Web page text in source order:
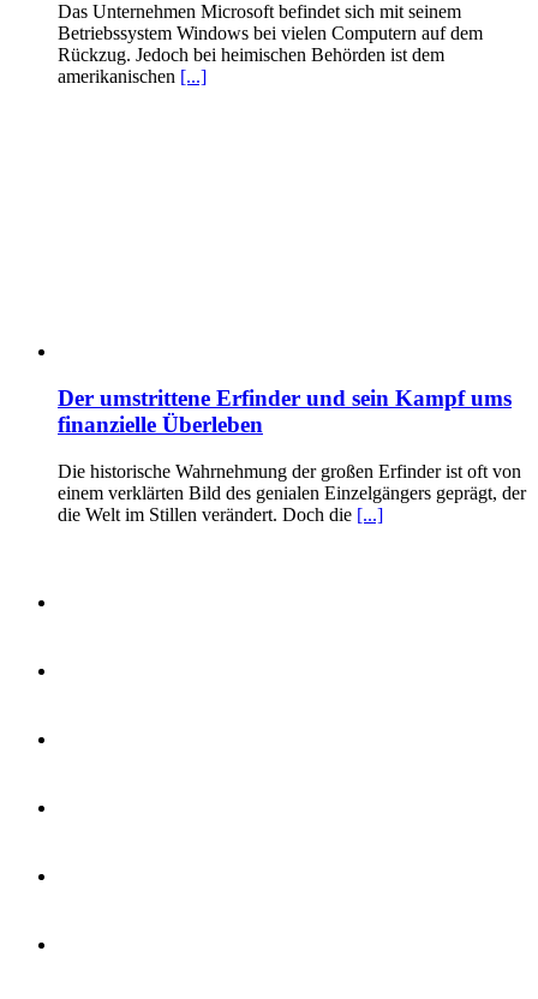
Das Unternehmen Microsoft befindet sich mit seinem
Betriebssystem Windows bei vielen Computern auf dem
Rückzug. Jedoch bei heimischen Behörden ist dem
amerikanischen [...]
Der umstrittene Erfinder und sein Kampf ums
finanzielle Überleben
Die historische Wahrnehmung der großen Erfinder ist oft von
einem verklärten Bild des genialen Einzelgängers geprägt, der
die Welt im Stillen verändert. Doch die [...]